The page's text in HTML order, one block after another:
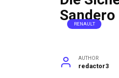
RENAULT
AUTHOR
redactor3